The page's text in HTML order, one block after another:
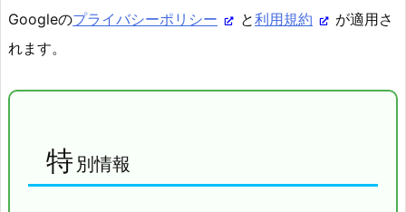
Googleのプライバシーポリシー と利用規約
が適用さ
れます。
特 別情報